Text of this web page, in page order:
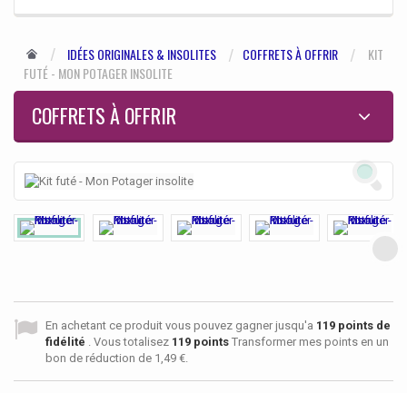
IDÉES ORIGINALES & INSOLITES COFFRETS À OFFRIR
KIT
FUTÉ - MON POTAGER INSOLITE
COFFRETS À OFFRIR
En achetant ce produit vous pouvez gagner jusqu'a 119 points de
fidélité
. Vous totalisez 119 points Transformer mes points en un
bon de réduction de 1,49 €